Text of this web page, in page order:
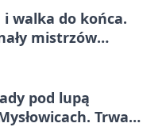
i walka do końca.
mistrzów
pod lupą
Trwa